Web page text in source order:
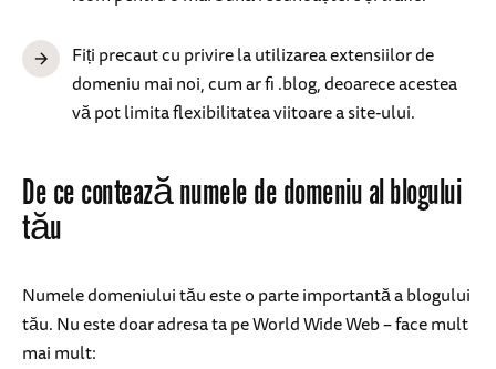
Fiți precaut cu privire la utilizarea extensiilor de
domeniu mai noi, cum ar fi .blog, deoarece acestea
vă pot limita flexibilitatea viitoare a site-ului.
De ce contează numele de domeniu al blogului
tău
Numele domeniului tău este o parte importantă a blogului
tău. Nu este doar adresa ta pe World Wide Web – face mult
mai mult: